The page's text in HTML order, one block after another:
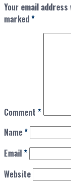
Your email
marked*
Comment *
Name*
Email*
Website